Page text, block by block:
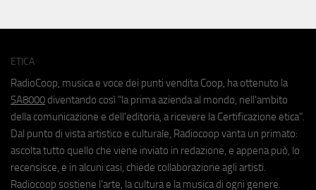
ETICA
RadioCoop, musica e voce dei punti vendita Coop, ha ottenuto la
SA8000 diventando così "la prima azienda al mondo, nell'ambito
della comunicazione e dell'editoria, a ricevere la Certificazione etica".
Dal punto di vista artistico e culturale, Radiocoop vanta un primato:
ascolta tutto quello che viene inviato in redazione, e appena può, lo
recensisce, e in alcuni casi, chiede collaborazione agli artisti.
Radiocoop sostiene l'arte, la cultura e la musica di ogni genere.